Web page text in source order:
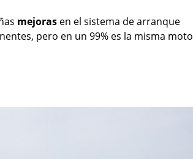
mejoras en el sistema de arranque
pero en un 99% es la misma moto